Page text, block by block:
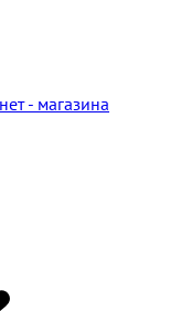
- магазина